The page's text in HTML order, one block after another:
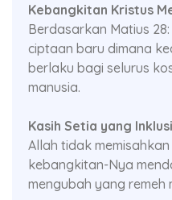
Kebangkitan Kristus
Berdasarkan Matius
ciptaan baru dimana
berlaku bagi selurus
manusia.
Kasih Setia yang
Allah tidak
kebangkitan-Nya
mengubah yang remeh